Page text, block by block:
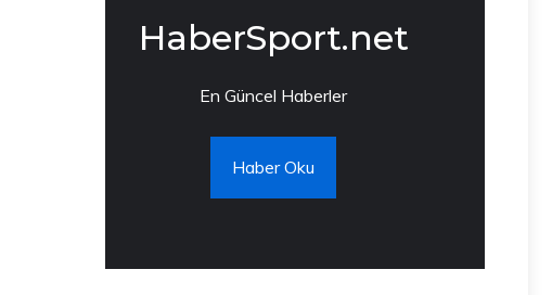
HaberSport.net
En Güncel Haberler
Haber Oku